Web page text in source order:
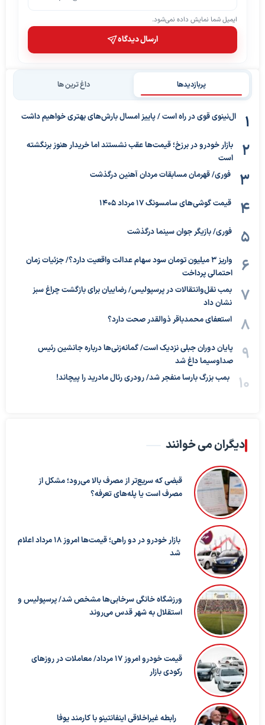
ایمیل شما نمایش داده نمی‌شود.
ارسال دیدگاه
پربازدیدها داغ ترین ها
ال‌نینوی قوی در راه است / پاییز امسال بارش‌های بهتری خواهیم داشت
بازار خودرو در برزخ؛ قیمت‌ها عقب نشستند اما خریدار هنوز برنگشته
است
فوری/ قهرمان مسابقات مردان آهنین درگذشت
قیمت گوشی‌های سامسونگ 17 مرداد 1405
فوری/ بازیگر جوان سینما درگذشت
واریز ۳ میلیون تومان سود سهام عدالت واقعیت دارد؟/ جزئیات زمان
احتمالی پرداخت
بمب نقل‌وانتقالات در پرسپولیس/ رضاییان برای بازگشت چراغ سبز
نشان داد
استعفای محمدباقر ذوالقدر صحت دارد؟
پایان دوران جبلی نزدیک است/ گمانه‌زنی‌ها درباره جانشین رئیس
صداوسیما داغ شد
بمب بزرگ بارسا منفجر شد/ رودری رئال مادرید را پیچاند!
دیگران می خوانند
قبضی که سریع‌تر از مصرف بالا می‌رود؛ مشکل از
مصرف است یا پله‌های تعرفه؟
بازار خودرو در دو راهی؛ قیمت‌ها امروز ۱۸ مرداد اعلام
شد
ورزشگاه خانگی سرخابی‌ها مشخص شد/ پرسپولیس و
استقلال به شهر قدس می‌روند
قیمت خودرو امروز ۱۷ مرداد/ معاملات در روزهای
رکودی بازار
رابطه غیراخلاقی اینفانتینو با کارمند یوفا